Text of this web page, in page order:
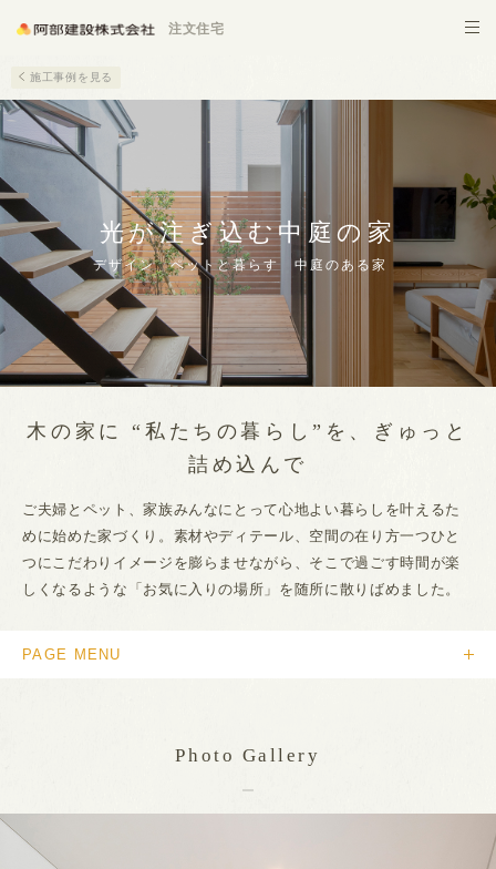
注文住宅
施工事例を見る
光が注ぎ込む中庭の家
デザイン ペットと暮らす 中庭のある家
木の家に “私たちの暮らし”を、ぎゅっと
詰め込んで
ご夫婦とペット、家族みんなにとって心地よい暮らしを叶えるた
めに始めた家づくり。素材やディテール、空間の在り方一つひと
つにこだわりイメージを膨らませながら、そこで過ごす時間が楽
しくなるような「お気に入りの場所」を随所に散りばめました。
PAGE MENU
Photo Gallery